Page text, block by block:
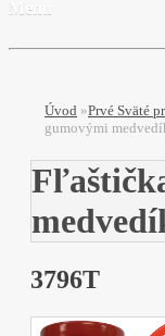
Menu
Úvod »Prvé Sväté
gumovými
3796T